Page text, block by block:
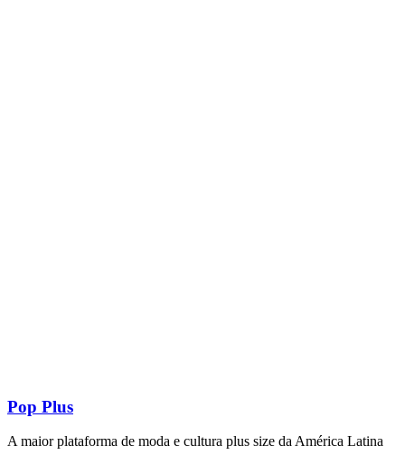
Pop Plus
A maior plataforma de moda e cultura plus size da América Latina